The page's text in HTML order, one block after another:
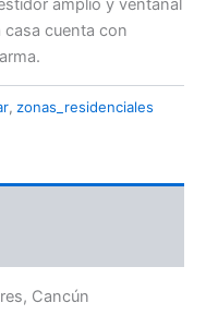
amplio y ventanal
casa cuenta con
, zonas_residenciales
Cancún